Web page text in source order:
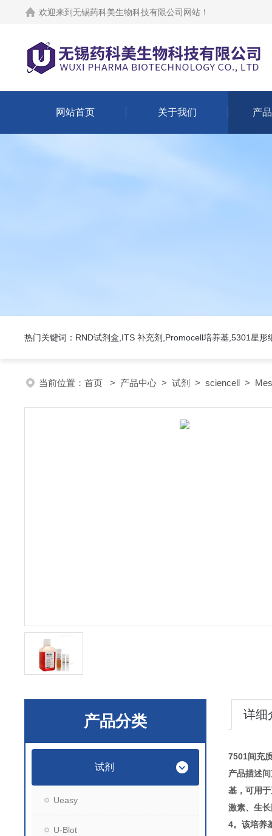
欢迎来到 无锡药科美生物科技有限公司网站 ！
网站首页 关于我们 产
热门关键词：RND试剂盒,ITS 补充剂,Promocell培养基,5301星形
当前位置： 首页 > 产品中心 > 试剂 > sciencell >
产品分类
试剂
Ueasy
U-Blot
详细
7501间充
产品描述
基，可用
激素、生
4。该培养